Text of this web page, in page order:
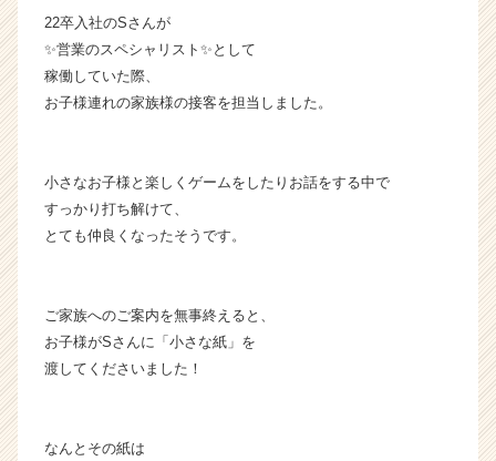
|
ン
成
企
ら
カ
ウ
22卒入社のSさんが
✨営業のスペシャリスト✨として
稼働していた際、
お子様連れの家族様の接客を担当しました。
小さなお子様と楽しくゲームをしたりお話をする中で
すっかり打ち解けて、
とても仲良くなったそうです。
ご家族へのご案内を無事終えると、
お子様がSさんに「小さな紙」を
渡してくださいました！
なんとその紙は